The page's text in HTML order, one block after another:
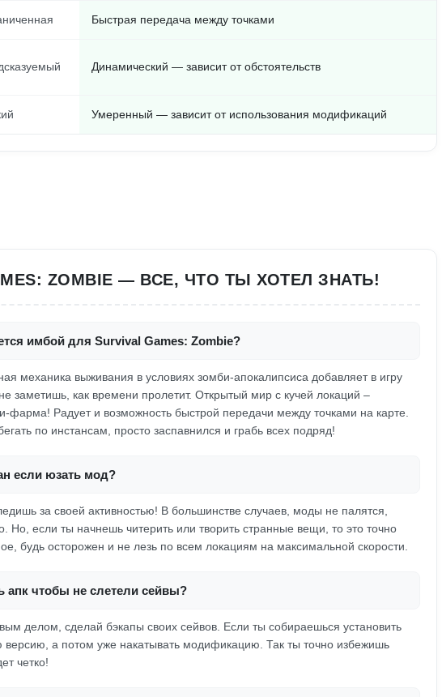
Быстрая передача между точками
Динамический — зависит от обстоятельств
Умеренный — зависит от использования модификаций
ZOMBIE — ВСЕ, ЧТО ТЫ ХОТЕЛ ЗНАТЬ!
имбой для Survival Games: Zombie?
механика выживания в условиях зомби-апокалипсиса добавляет в игру
заметишь, как времени пролетит. Открытый мир с кучей локаций –
фарма! Радует и возможность быстрой передачи между точками на карте.
по инстансам, просто заспавнился и грабь всех подряд!
если юзать мод?
за своей активностью! В большинстве случаев, моды не палятся,
Но, если ты начнешь читерить или творить странные вещи, то это точно
будь осторожен и не лезь по всем локациям на максимальной скорости.
апк чтобы не слетели сейвы?
делом, сделай бэкапы своих сейвов. Если ты собираешься установить
версию, а потом уже накатывать модификацию. Так ты точно избежишь
четко!